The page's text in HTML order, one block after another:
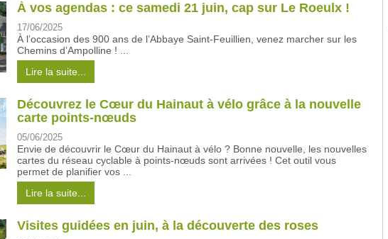
À vos agendas : ce samedi 21 juin, cap sur Le Roeulx !
17/06/2025
À l’occasion des 900 ans de l’Abbaye Saint-Feuillien, venez marcher sur les
Chemins d’Ampolline ! ...
Lire la suite...
Découvrez le Cœur du Hainaut à vélo grâce à la nouvelle
carte points-nœuds
05/06/2025
Envie de découvrir le Cœur du Hainaut à vélo ? Bonne nouvelle, les nouvelles
cartes du réseau cyclable à points-nœuds sont arrivées ! Cet outil vous
permet de planifier vos ...
Lire la suite...
Visites guidées en juin, à la découverte des roses